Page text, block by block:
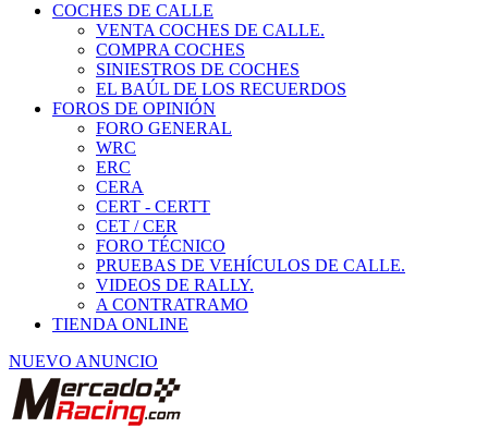
COCHES DE CALLE
VENTA COCHES DE CALLE.
COMPRA COCHES
SINIESTROS DE COCHES
EL BAÚL DE LOS RECUERDOS
FOROS DE OPINIÓN
FORO GENERAL
WRC
ERC
CERA
CERT - CERTT
CET / CER
FORO TÉCNICO
PRUEBAS DE VEHÍCULOS DE CALLE.
VIDEOS DE RALLY.
A CONTRATRAMO
TIENDA ONLINE
NUEVO ANUNCIO